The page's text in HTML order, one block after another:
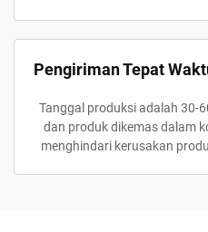
Pengiriman Tepat
Tanggal produksi adalah 30-
dan produk dikemas dalam
menghindari kerusakan